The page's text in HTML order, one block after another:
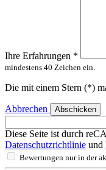
Ihre Erfahrungen *
mindestens 40 Zeichen ein.
Die mit einem Stern (*)
Abbrechen Abschicken
Diese Seite ist durch
Datenschutzrichtlinie und
Bewertungen nur in der